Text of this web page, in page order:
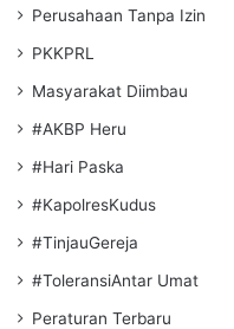
Perusahaan Tanpa Izin
PKKPRL
Masyarakat Diimbau
#AKBP Heru
#Hari Paska
#KapolresKudus
#TinjauGereja
#ToleransiAntar Umat
Peraturan Terbaru